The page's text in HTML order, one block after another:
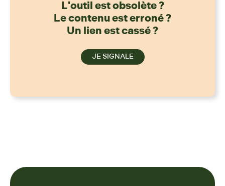
L'outil est obsolète ?
Le contenu est erroné ?
Un lien est cassé ?
JE SIGNALE